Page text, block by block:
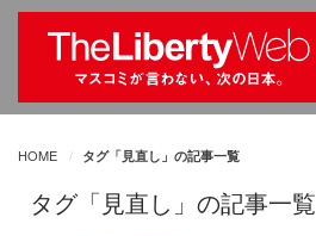
HOME タグ「見直し」の記事一覧
タグ「見直し」の記事一覧